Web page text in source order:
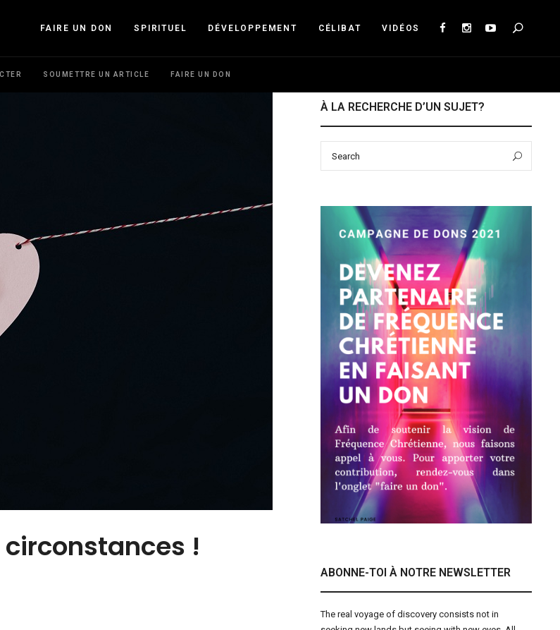
FAIRE UN DON SPIRITUEL DÉVELOPPEMENT CÉLIBAT VIDÉOS
SOUMETTRE UN ARTICLE FAIRE UN DON
!
À LA RECHERCHE D’UN SUJET?
ABONNE-TOI À NOTRE NEWSLETTER
The real voyage of discovery consists not in